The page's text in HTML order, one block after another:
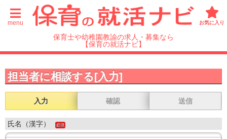
menu お気に入り
保育士や幼稚園教諭の求人・募集なら
【保育の就活ナビ】
担当者に相談する[入力]
入力 確認 送信
氏名（漢字） 必須